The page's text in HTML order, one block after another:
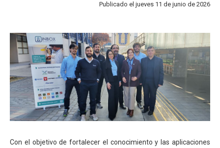
Publicado el jueves 11 de junio de 2026
Con el objetivo de fortalecer el conocimiento y las aplicaciones